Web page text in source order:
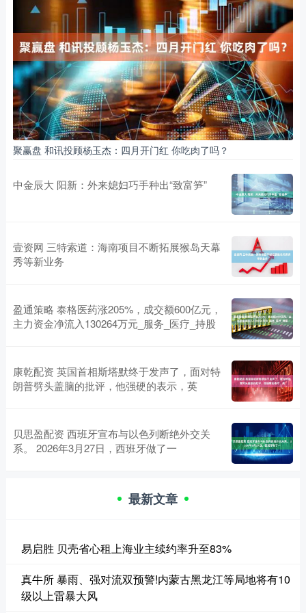
聚赢盘 和讯投顾杨玉杰：四月开门红 你吃肉了吗？
中金辰大 阳新：外来媳妇巧手种出“致富笋”
壹资网 三特索道：海南项目不断拓展猴岛天幕
秀等新业务
盈通策略 泰格医药涨205%，成交额600亿元，
主力资金净流入130264万元_服务_医疗_持股
康乾配资 英国首相斯塔默终于发声了，面对特
朗普劈头盖脑的批评，他强硬的表示，英
贝思盈配资 西班牙宣布与以色列断绝外交关
系。 2026年3月27日，西班牙做了一
最新文章
易启胜 贝壳省心租上海业主续约率升至83%
真牛所 暴雨、强对流双预警!内蒙古黑龙江等局地将有10
级以上雷暴大风